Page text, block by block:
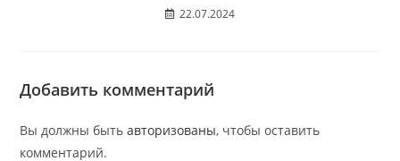
22.07.2024
Добавить комментарий
Вы должны бытьавторизованы, чтобы оставить
комментарий.